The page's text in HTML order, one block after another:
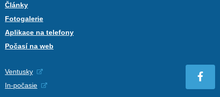
Články
Fotogalerie
Aplikace na telefony
Počasí na web
Ventusky
In-počasie